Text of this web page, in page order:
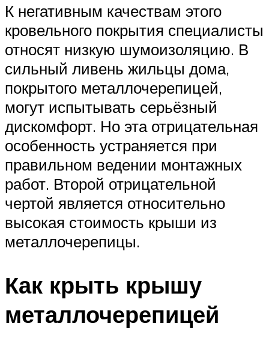
К негативным качествам этого
кровельного покрытия специалисты
относят низкую шумоизоляцию. В
сильный ливень жильцы дома,
покрытого металлочерепицей,
могут испытывать серьёзный
дискомфорт. Но эта отрицательная
особенность устраняется при
правильном ведении монтажных
работ. Второй отрицательной
чертой является относительно
высокая стоимость крыши из
металлочерепицы.
Как крыть крышу
металлочерепицей